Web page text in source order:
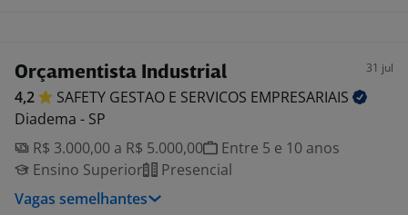
Orçamentista Industrial 31 jul
4,2 SAFETY GESTAO E SERVICOS EMPRESARIAIS
Diadema - SP
R$ 3.000,00 a R$ 5.000,00
Entre 5 e 10 anos
Ensino Superior
Presencial
Vagas semelhantes